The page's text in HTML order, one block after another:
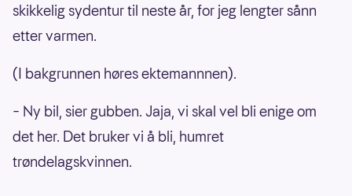
skikkelig sydentur til neste år, for jeg lengter sånn
etter varmen.
(I bakgrunnen høres ektemannnen).
– Ny bil, sier gubben. Jaja, vi skal vel bli enige om
det her. Det bruker vi å bli, humret
trøndelagskvinnen.